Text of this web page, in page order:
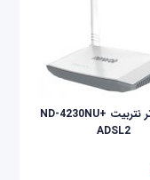
مودم روتر نتربیت +ND-4230NU
ADSL2